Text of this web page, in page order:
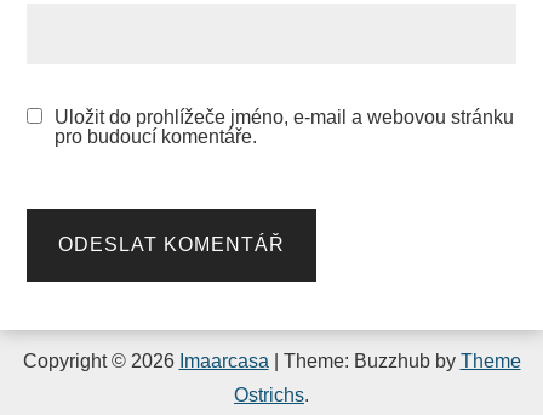
Uložit do prohlížeče jméno, e-mail a webovou stránku
pro budoucí komentáře.
Copyright © 2026 Imaarcasa | Theme: Buzzhub by Theme
Ostrichs.